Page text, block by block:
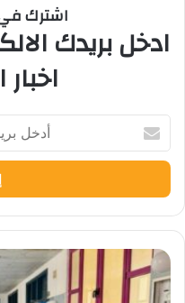
اشترك في
ادخل بريدك
بريدك
الإلكتروني
فنان
الكاريكاتير"عمر
فهمي"